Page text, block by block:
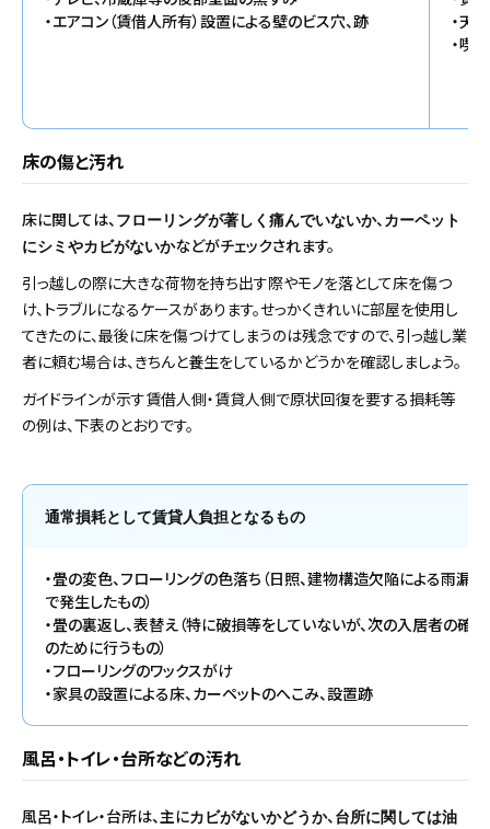
・エアコン（賃借人所有）設置による壁のビス穴、跡
・天
・喫
床の傷と汚れ
床に関しては、 フローリングが著しく痛んでいないか、 カーペット
にシミやカビがないかなどがチェックされます。
引っ越しの際に大きな荷物を持ち出す際やモノを落として床を傷つ
け、トラブルになるケースがあります。せっかくきれいに部屋を使用し
てきたのに、最後に床を傷つけてしまうのは残念ですので、引っ越し業
者に頼む場合は、きちんと養生をしているかどうかを確認しましょう。
ガイドラインが示す賃借人側・賃貸人側で原状回復を要する損耗等
の例は、下表のとおりです。
通常損耗として賃貸人負担となるもの
・畳の変色、フローリングの色落ち（日照、建物構造欠陥による雨漏り
で発生したもの）
・畳の裏返し、表替え（特に破損等をしていないが、次の入居者の確保
のために行うもの）
・フローリングのワックスがけ
・家具の設置による床、カーペットのへこみ、設置跡
風呂・トイレ・台所などの汚れ
風呂・トイレ・台所は、主にカビがないかどうか、 台所に関しては油